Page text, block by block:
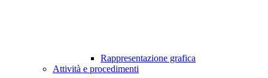
Rappresentazione grafica
Attività e procedimenti